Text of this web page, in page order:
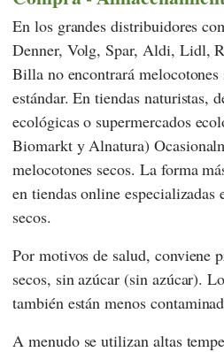
En los grandes distribuidores
Denner, Volg,Spar, Aldi, Lidl,
Billano encontrará melocotones
estándar. En tiendas naturistas,
ecológicas o supermercados
Biomarkty Alnatura)
melocotones secos. La forma
en tiendas online especializadas
secos.
Por motivos de salud, conviene
secos, sin azúcar (sin azúcar).
también están menos
A menudo se utilizan altas